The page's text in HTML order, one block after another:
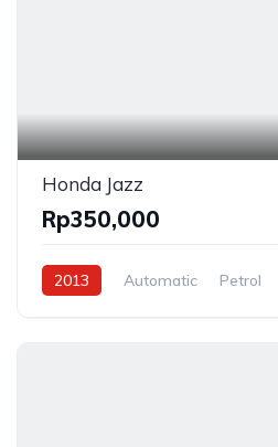
Honda Jazz
Rp350,000
2013 Automatic Petrol